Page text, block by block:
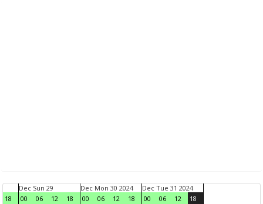
18
Dec Sun 29
00
06 12 18
Dec Mon 30 2024
00
06 12 18
Dec Tue 31 2024
00
06 12 18